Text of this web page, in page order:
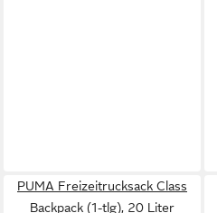
PUMA Freizeitrucksack Class
Backpack (1-tlg), 20 Liter